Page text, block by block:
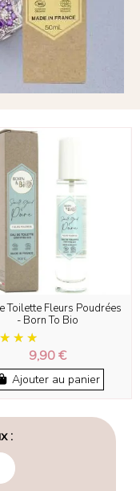
Toilette Fleurs Poudrées
- Born To Bio
9,90 €
Ajouter au panier
: